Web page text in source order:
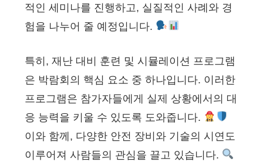
적인 세미나를 진행하고, 실질적인 사례와 경
험을 나누어 줄 예정입니다.
특히, 재난 대비 훈련 및 시뮬레이션 프로그램
은 박람회의 핵심 요소 중 하나입니다. 이러한
프로그램은 참가자들에게 실제 상황에서의 대
응 능력을 키울 수 있도록 도와줍니다.
이와 함께, 다양한 안전 장비와 기술의 시연도
이루어져 사람들의 관심을 끌고 있습니다.